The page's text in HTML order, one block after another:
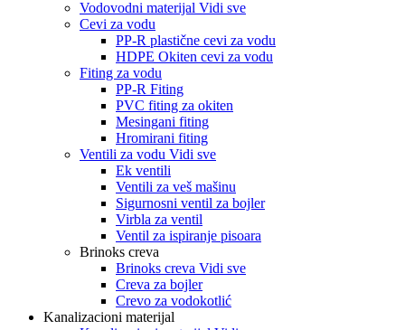
Vodovodni materijal Vidi sve
Cevi za vodu
PP-R plastične cevi za vodu
HDPE Okiten cevi za vodu
Fiting za vodu
PP-R Fiting
PVC fiting za okiten
Mesingani fiting
Hromirani fiting
Ventili za vodu Vidi sve
Ek ventili
Ventili za veš mašinu
Sigurnosni ventil za bojler
Virbla za ventil
Ventil za ispiranje pisoara
Brinoks creva
Brinoks creva Vidi sve
Creva za bojler
Crevo za vodokotlić
Kanalizacioni materijal